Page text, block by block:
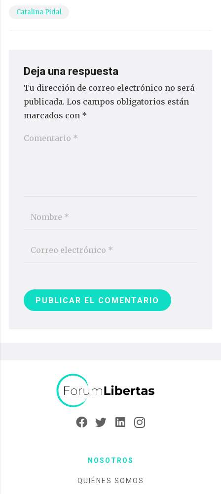
Catalina Pidal
Deja una respuesta
Tu dirección de correo electrónico no será
publicada. Los campos obligatorios están
marcados con *
PUBLICAR EL COMENTARIO
NOSOTROS
QUIÉNES SOMOS